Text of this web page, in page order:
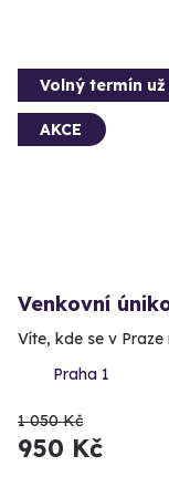
Volný termín
AKCE
Venkovní
Víte, kde se v
Praha 1
1 050 Kč
950 Kč